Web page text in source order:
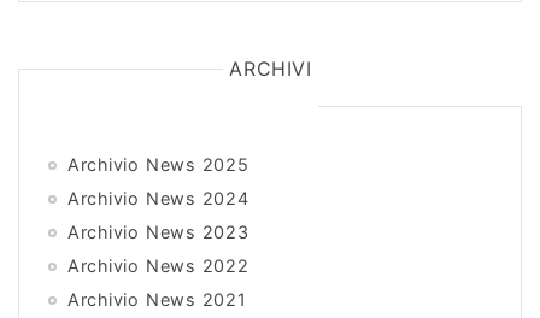
ARCHIVI
Archivio News 2025
Archivio News 2024
Archivio News 2023
Archivio News 2022
Archivio News 2021